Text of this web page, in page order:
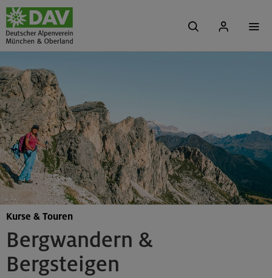
Bergwandern &
Bergsteigen
Kurse & Touren